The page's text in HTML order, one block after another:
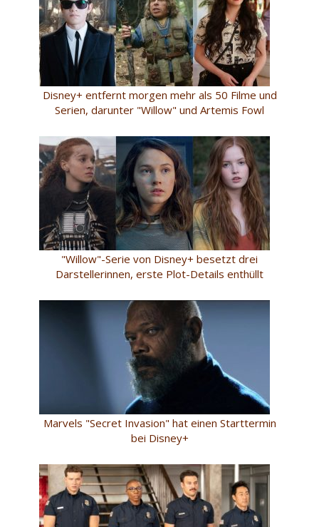
Disney+ entfernt morgen mehr als 50 Filme und
Serien, darunter "Willow" und Artemis Fowl
"Willow"-Serie von Disney+ besetzt drei
Darstellerinnen, erste Plot-Details enthüllt
Marvels "Secret Invasion" hat einen Starttermin
bei Disney+